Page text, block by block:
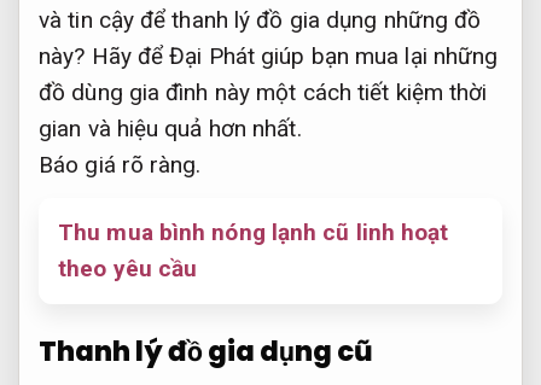
và tin cậy để thanh lý đồ gia dụng những đồ
này? Hãy để Đại Phát giúp bạn mua lại những
đồ dùng gia đình này một cách tiết kiệm thời
gian và hiệu quả hơn nhất.
Báo giá rõ ràng.
Thu mua bình nóng lạnh cũ linh hoạt
theo yêu cầu
Thanh lý đồ gia dụng cũ